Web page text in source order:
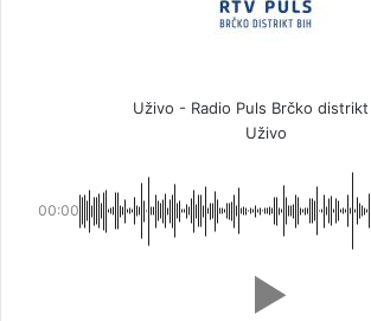
Uživo - Radio Puls Brčko distrikt
Uživo
00:00